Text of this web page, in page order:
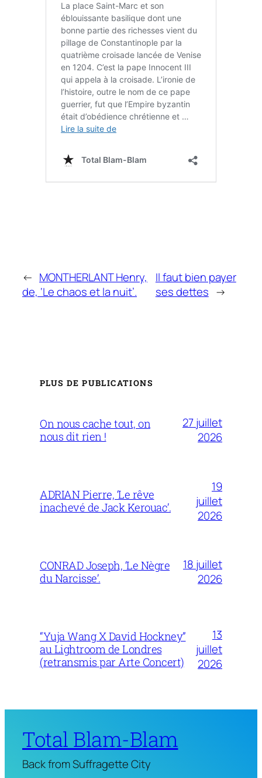
← MONTHERLANT Henry,
de, ‘Le chaos et la nuit’.
Il faut bien payer
ses dettes →
PLUS DE PUBLICATIONS
On nous cache tout, on
nous dit rien !
27 juillet
2026
ADRIAN Pierre, ‘Le rêve
inachevé de Jack Kerouac’.
19
juillet
2026
CONRAD Joseph, ‘Le Nègre
du Narcisse’.
18 juillet
2026
“Yuja Wang X David Hockney”
au Lightroom de Londres
(retransmis par Arte Concert)
13
juillet
2026
Total Blam-Blam
Back from Suffragette City